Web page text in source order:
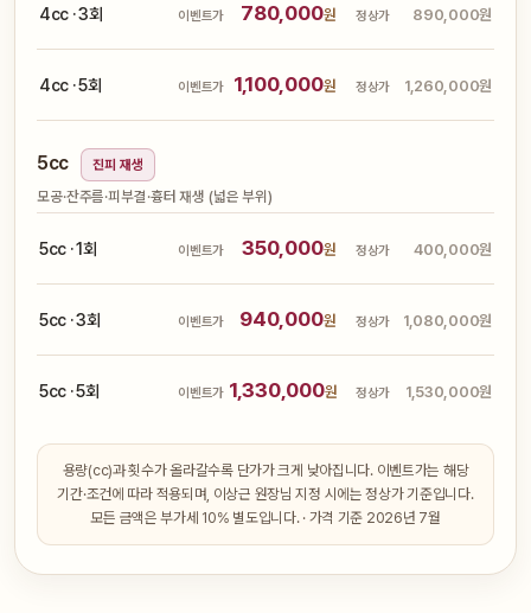
4cc · 3회 이벤트가 780,000원 정상가 890,000원
4cc · 5회 이벤트가 1,100,000원 정상가 1,260,000원
5cc 진피 재생
모공·잔주름·피부결·흉터 재생 (넓은 부위)
5cc · 1회 이벤트가 350,000원 정상가 400,000원
5cc · 3회 이벤트가 940,000원 정상가 1,080,000원
5cc · 5회 이벤트가 1,330,000원 정상가 1,530,000원
용량(cc)과 횟수가 올라갈수록 단가가 크게 낮아집니다. 이벤트가는 해당
기간·조건에 따라 적용되며, 이상근 원장님 지정 시에는 정상가 기준입니다.
모든 금액은 부가세 10% 별도입니다. · 가격 기준 2026년 7월